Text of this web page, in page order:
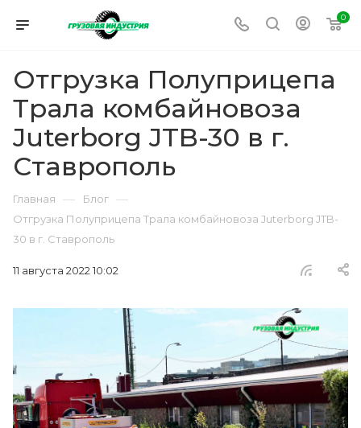
0
Отгрузка Полуприцепа
Трала комбайновоза
Juterborg JTB-30 в г.
Ставрополь
Главная — Блог —
Отгрузка Полуприцепа Трала комбайновоза Juterborg JTB-
30 в г. Ставрополь
11 августа 2022 10:02